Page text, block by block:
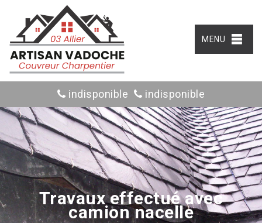
MENU
indisponible indisponible
Travaux effectué avec
camion nacelle